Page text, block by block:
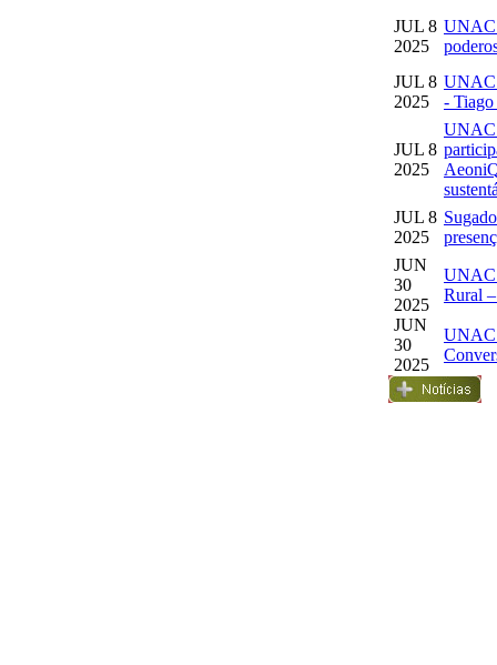
JUL 8
2025
UNAC
JUL 8
2025
UNAC
-
JUL 8
2025
UNAC
JUL 8
2025
JUN
30
2025
UNAC
Rural
JUN
30
2025
UNAC